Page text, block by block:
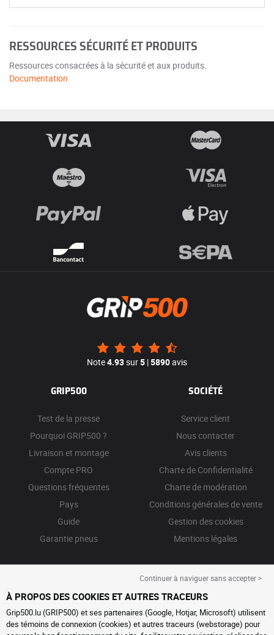
RESSOURCES SÉCURITÉ ET PRODUITS
Ressources consacrées à la sécurité et aux produits.
Documentation
Note4.93sur5 |5890avis
GRIP500
Test de la presse
Pourquoi GRIP500 ?
Livraison et montage
Compte PRO
Questions fréquentes
Pays
Guide
Garantie pneus
SOCIÉTÉ
Service client
Nous contacter
Avis clients
Charte de Confidentialité
Charte de modération
Conditions générales de vente
Gestion des cookies
Mentions légales
Continuer à naviguer sans accepter >
À PROPOS DES COOKIES ET AUTRES TRACEURS
Grip500.lu (GRIP500) et ses partenaires (Google, Hotjar, Microsoft) utilisent
des témoins de connexion (cookies) et autres traceurs (webstorage) pour